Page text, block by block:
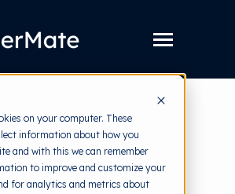
on your computer. These
information about how you
and with this we can remember
to improve and customize your
for analytics and metrics about
Toggle
back to HRMI
Solutions